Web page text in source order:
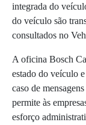
integrada do
do veículo são
consultados no
A oficina Bosch
estado do veículo
caso de
permite às
esforço